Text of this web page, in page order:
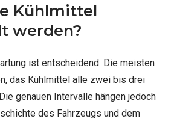
Kühlmittel
werden?
ist entscheidend. Die meisten
das Kühlmittel alle zwei bis drei
genauen Intervalle hängen jedoch
des Fahrzeugs und dem